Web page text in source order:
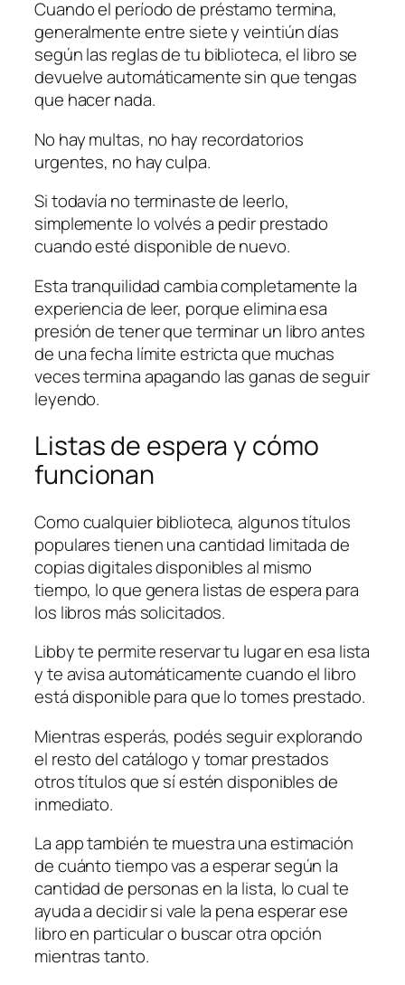
Cuando el período de préstamo termina,
generalmente entre siete y veintiún días
según las reglas de tu biblioteca, el libro se
devuelve automáticamente sin que tengas
que hacer nada.
No hay multas, no hay recordatorios
urgentes, no hay culpa.
Si todavía no terminaste de leerlo,
simplemente lo volvés a pedir prestado
cuando esté disponible de nuevo.
Esta tranquilidad cambia completamente la
experiencia de leer, porque elimina esa
presión de tener que terminar un libro antes
de una fecha límite estricta que muchas
veces termina apagando las ganas de seguir
leyendo.
Listas de espera y cómo
funcionan
Como cualquier biblioteca, algunos títulos
populares tienen una cantidad limitada de
copias digitales disponibles al mismo
tiempo, lo que genera listas de espera para
los libros más solicitados.
Libby te permite reservar tu lugar en esa lista
y te avisa automáticamente cuando el libro
está disponible para que lo tomes prestado.
Mientras esperás, podés seguir explorando
el resto del catálogo y tomar prestados
otros títulos que sí estén disponibles de
inmediato.
La app también te muestra una estimación
de cuánto tiempo vas a esperar según la
cantidad de personas en la lista, lo cual te
ayuda a decidir si vale la pena esperar ese
libro en particular o buscar otra opción
mientras tanto.